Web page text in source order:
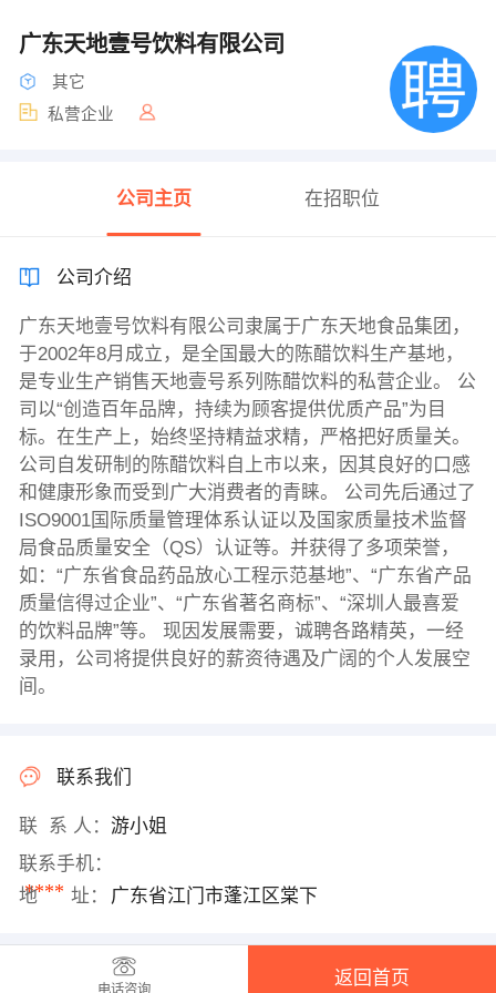
广东天地壹号饮料有限公司
其它
私营企业
公司主页 在招职位
公司介绍
广东天地壹号饮料有限公司隶属于广东天地食品集团，
于2002年8月成立，是全国最大的陈醋饮料生产基地，
是专业生产销售天地壹号系列陈醋饮料的私营企业。 公
司以“创造百年品牌，持续为顾客提供优质产品”为目
标。在生产上，始终坚持精益求精，严格把好质量关。
公司自发研制的陈醋饮料自上市以来，因其良好的口感
和健康形象而受到广大消费者的青睐。 公司先后通过了
ISO9001国际质量管理体系认证以及国家质量技术监督
局食品质量安全（QS）认证等。并获得了多项荣誉，
如：“广东省食品药品放心工程示范基地”、“广东省产品
质量信得过企业”、“广东省著名商标”、“深圳人最喜爱
的饮料品牌”等。 现因发展需要，诚聘各路精英，一经
录用，公司将提供良好的薪资待遇及广阔的个人发展空
间。
联系我们
联 系 人： 游小姐
联系手机：
****
地 址： 广东省江门市蓬江区棠下
电话咨询
返回首页